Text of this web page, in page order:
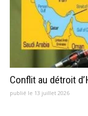
Conflit au détroit
publié le 13 juillet 2026